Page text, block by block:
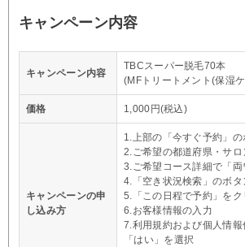
キャンペーン内容
キャンペーン内容
TBCスーパー脱毛70本
(MFトリートメント(保湿
価格 1,000円(税込)
キャンペーンの申
し込み方
1.上部の「今すぐ予約」
2.ご希望の都道府県・サ
3.ご希望コース詳細で「両
4.「空き状況検索」のボタ
5.「この日程で予約」をク
6.お客様情報の入力
7.利用規約および個人情報
「はい」を選択